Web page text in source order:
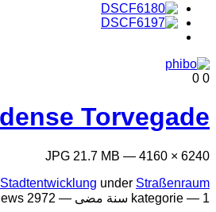
0
0
Torvegade
6240 × 4160 — JPG 21.7 MB
under Straßenraum
kategorie — 1 سنة مضى
— 2972 views